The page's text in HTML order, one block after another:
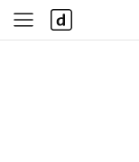
사
이
다
나
와